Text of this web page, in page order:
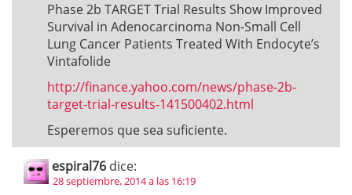
Phase 2b TARGET Trial Results Show Improved
Survival in Adenocarcinoma Non-Small Cell
Lung Cancer Patients Treated With Endocyte’s
Vintafolide
http://finance.yahoo.com/news/phase-2b-
target-trial-results-141500402.html
Esperemos que sea suficiente.
espiral76 dice:
28 septiembre, 2014 a las 16:19